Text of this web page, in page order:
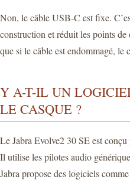
Non, le câble USB-C est fixe.
construction et réduit les points
que si le câble est endommagé, le
Y A-T-IL UN
LE CASQUE ?
Le Jabra Evolve2 30 SE est
Il utilise les pilotes audio
Jabra propose des logiciels